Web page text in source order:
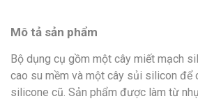
Mô tả sản phẩm
Bộ dụng cụ gồm một cây miết mạch
cao su mềm và một cây sủi silicon để
silicone cũ. Sản phẩm được làm từ